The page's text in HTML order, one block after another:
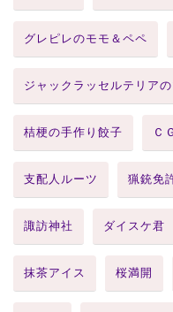
グレピレのモモ＆ペペ
ジャックラッセルテリア
桔梗の手作り餃子 Ｃ
支配人ルーツ 猟銃免
諏訪神社 ダイスケ君
抹茶アイス 桜満開